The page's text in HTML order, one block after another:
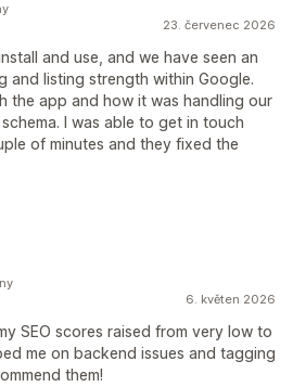
23. červenec 2026
and use, and we have seen an
and listing strength within Google.
the app and how it was handling our
I was able to get in touch
of minutes and they fixed the
6. květen 2026
SEO scores raised from very low to
me on backend issues and tagging
them!